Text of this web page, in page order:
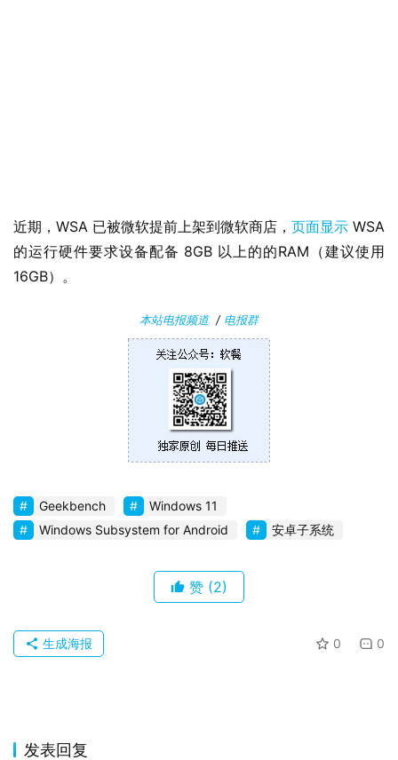
P
C
软
件
于
近期，WSA 已被微软提前上架到微软商店， 页面显示 WSA
的运行硬件要求设备配备 8GB 以上的的​RAM（建议使用
16GB）。
本站电报频道/ 电报群
Geekbench
Windows 11
Windows Subsystem for Android
安卓子系统
赞 (2)
0 0
生成海报
发表回复